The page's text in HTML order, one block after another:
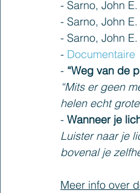
- Sarno, John
- Sarno, John
- Sarno, John
- Documentaire
- “Weg van de
“Mits er geen
helen echt
- Wanneer je
Luister naar je
bovenal je
Meer info over